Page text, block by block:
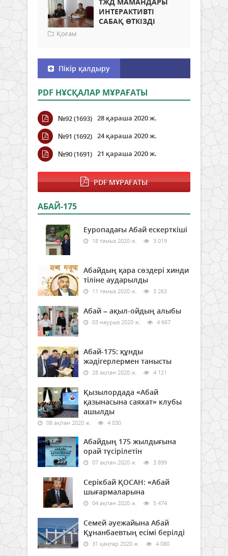
ИНТЕРАКТИВТІ
САБАҚ ӨТКІЗДІ
Қоғам
Пікір қалдыру
PDF НҰСҚАЛАР МҰРАҒАТЫ
№92 (1693) 28 қараша 2020 ж.
№91 (1692) 24 қараша 2020 ж.
№90 (1691) 21 қараша 2020 ж.
PDF МҰРАҒАТЫ
АБАЙ-175
Еуропадағы Абай ескерткіші
18 тамыз 2020 ж. 3 019
Абайдың қара сөздері хинди
тіліне аударылды
11 тамыз 2020 ж. 3 263
Абай – ақыл-ойдың алыбы
03 наурыз 2020 ж. 4 667
Абай-175: құнды
жәдігерлермен танысты
28 ақпан 2020 ж. 4 121
Қызылордада «Абай
қазынасына саяхат» клубы
ашылды
08 ақпан 2020 ж. 4 030
Абайдың 175 жылдығына
орай түсірілетін
07 ақпан 2020 ж. 3 899
Серікбай ҚОСАН: «Абай
шығармаларына
04 ақпан 2020 ж. 5 474
Семей әуежайына Абай
Құнанбаевтың есімі берілді
31 қаңтар 2020 ж. 4 080